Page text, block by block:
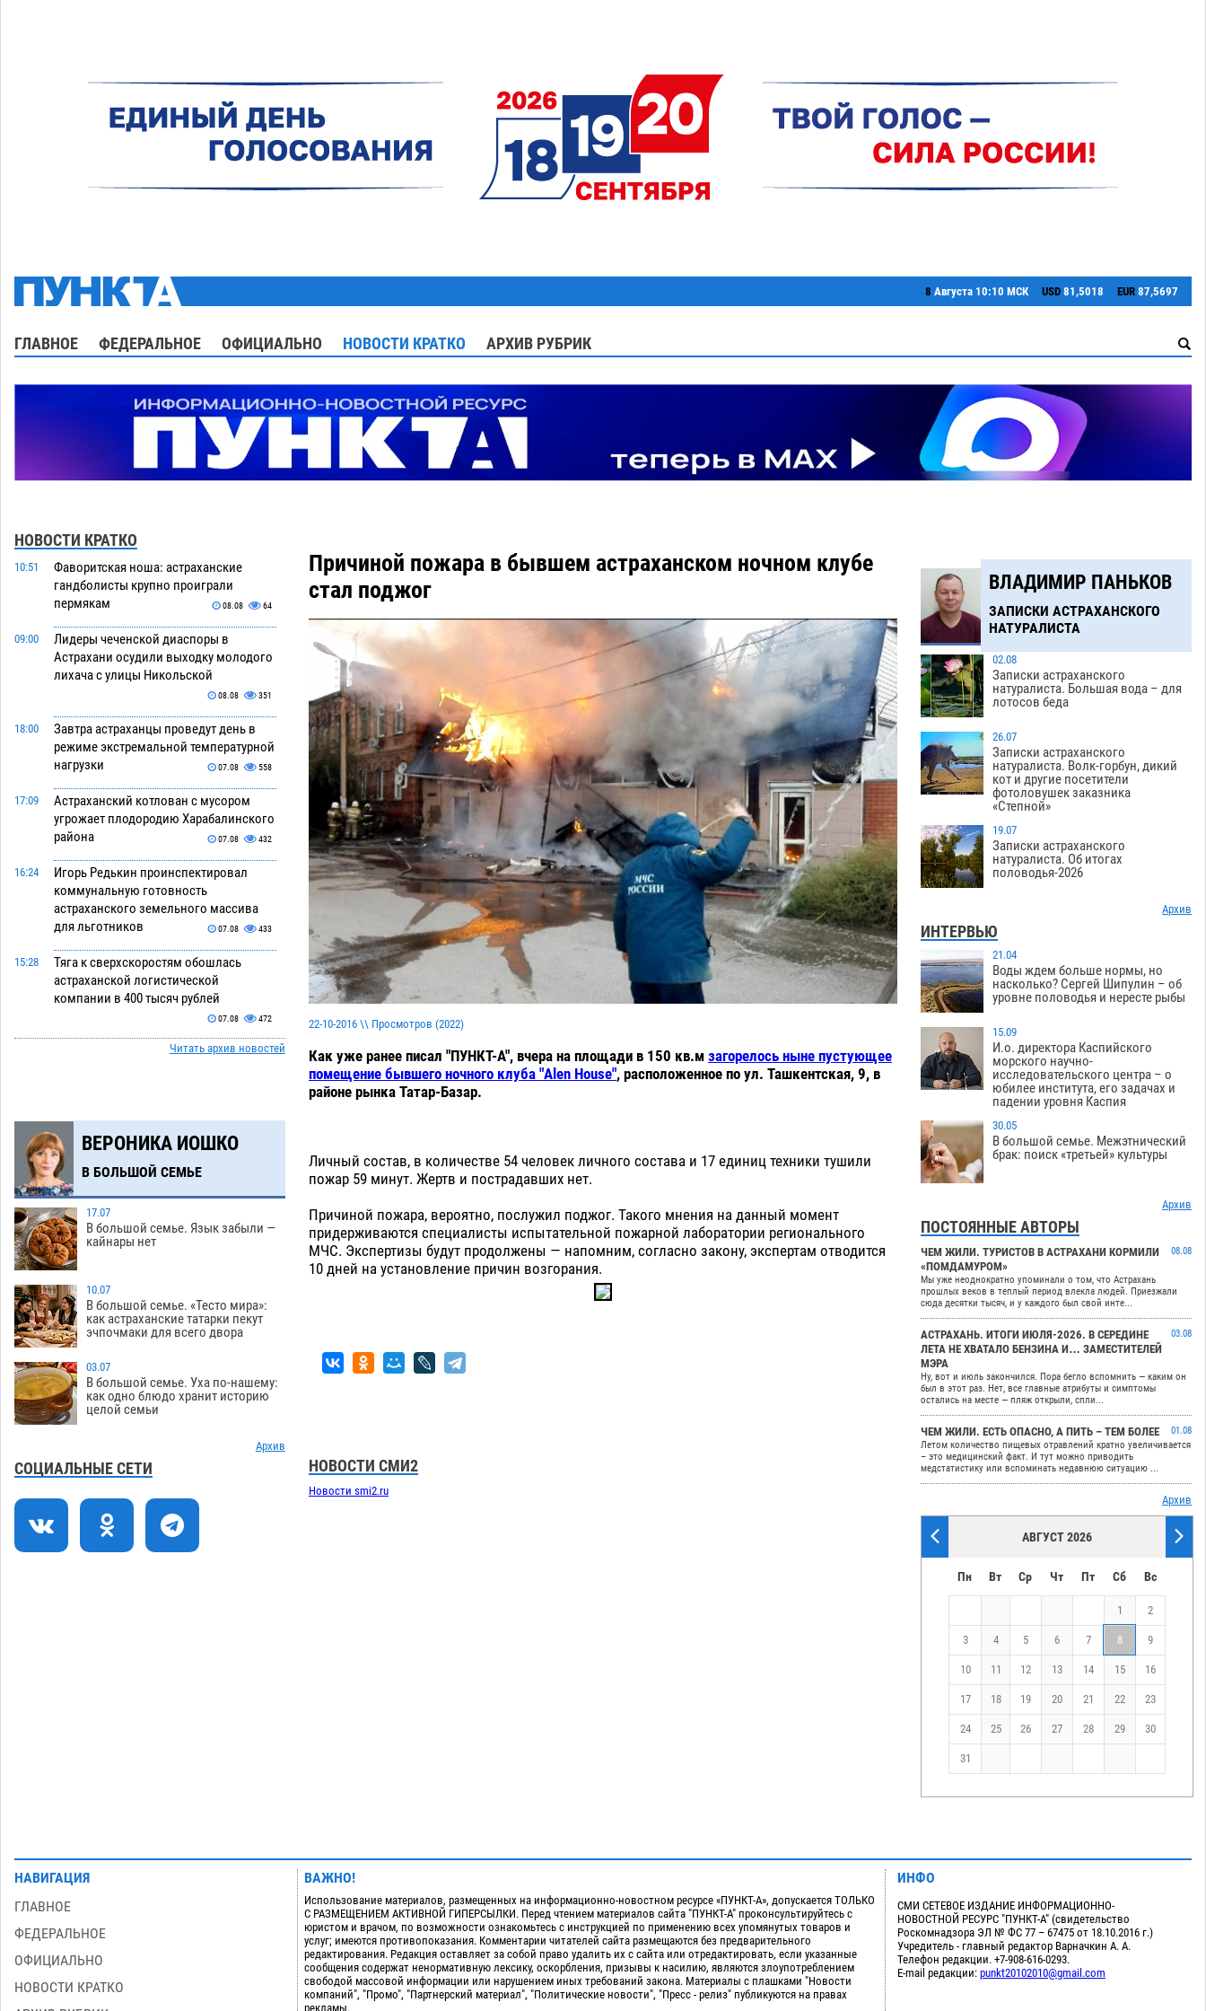
8 Августа 10:10 МСК USD 81,5018 EUR 87,5697
ГЛАВНОЕ ФЕДЕРАЛЬНОЕ ОФИЦИАЛЬНО НОВОСТИ КРАТКО АРХИВ РУБРИК
НОВОСТИ КРАТКО
10:51
Фаворитская ноша: астраханские
гандболисты крупно проиграли
пермякам
08.08 64
09:00
Лидеры чеченской диаспоры в
Астрахани осудили выходку молодого
лихача с улицы Никольской
08.08 351
18:00
Завтра астраханцы проведут день в
режиме экстремальной температурной
нагрузки
07.08 558
17:09
Астраханский котлован с мусором
угрожает плодородию Харабалинского
района
07.08 432
16:24
Игорь Редькин проинспектировал
коммунальную готовность
астраханского земельного массива
для льготников
07.08 433
15:28
Тяга к сверхскоростям обошлась
астраханской логистической
компании в 400 тысяч рублей
07.08 472
Астраханские кутилы сменили барные
14:09
С 11 августа астраханские водоемы
обеспечат притоком в семь тысяч
кубов
13:29
Астраханский аэропорт попробует
отбиться от ворон в апелляционном
суде
07.08 485
12:53
Астраханские археологи откопали
древнюю помойку
11:58
В Астрахани подросток угнал
мотоцикл и похитил чужие мобильник
11:20
Астраханцев ждут на парковом газоне
с призами и эрмитажными котами
10:43
Астраханский суд встал на сторону
10:02
На Всероссийской Спартакиаде
астраханские гандболисты уступили
Читать архив новостей
ВЕРОНИКА ИОШКО
В БОЛЬШОЙ СЕМЬЕ
17.07
В большой семье. Язык забыли —
кайнары нет
10.07
В большой семье. «Тесто мира»:
как астраханские татарки пекут
эчпочмаки для всего двора
03.07
В большой семье. Уха по-нашему:
как одно блюдо хранит историю
целой семьи
Архив
СОЦИАЛЬНЫЕ СЕТИ
Причиной пожара в бывшем астраханском ночном клубе
стал поджог
22-10-2016 \\ Просмотров (2022)
Как уже ранее писал "ПУНКТ-А", вчера на площади в 150 кв.м загорелось ныне пустующее
помещение бывшего ночного клуба "Alen House", расположенное по ул. Ташкентская, 9, в
районе рынка Татар-Базар.
Личный состав, в количестве 54 человек личного состава и 17 единиц техники тушили
пожар 59 минут. Жертв и пострадавших нет.
Причиной пожара, вероятно, послужил поджог. Такого мнения на данный момент
придерживаются специалисты испытательной пожарной лаборатории регионального
МЧС. Экспертизы будут продолжены — напомним, согласно закону, экспертам отводится
10 дней на установление причин возгорания.
НОВОСТИ СМИ2
Новости smi2.ru
ВЛАДИМИР ПАНЬКОВ
ЗАПИСКИ АСТРАХАНСКОГО
НАТУРАЛИСТА
02.08
Записки астраханского
натуралиста. Большая вода – для
лотосов беда
26.07
Записки астраханского
натуралиста. Волк-горбун, дикий
кот и другие посетители
фотоловушек заказника
«Степной»
19.07
Записки астраханского
натуралиста. Об итогах
половодья-2026
Архив
ИНТЕРВЬЮ
21.04
Воды ждем больше нормы, но
насколько? Сергей Шипулин – об
уровне половодья и нересте рыбы
15.09
И.о. директора Каспийского
морского научно-
исследовательского центра – о
юбилее института, его задачах и
падении уровня Каспия
30.05
В большой семье. Межэтнический
брак: поиск «третьей» культуры
Архив
ПОСТОЯННЫЕ АВТОРЫ
ЧЕМ ЖИЛИ. ТУРИСТОВ В АСТРАХАНИ КОРМИЛИ
«ПОМДАМУРОМ»
08.08
Мы уже неоднократно упоминали о том, что Астрахань
прошлых веков в теплый период влекла людей. Приезжали
сюда десятки тысяч, и у каждого был свой инте...
АСТРАХАНЬ. ИТОГИ ИЮЛЯ-2026. В СЕРЕДИНЕ
ЛЕТА НЕ ХВАТАЛО БЕНЗИНА И… ЗАМЕСТИТЕЛЕЙ
МЭРА
03.08
Ну, вот и июль закончился. Пора бегло вспомнить — каким он
был в этот раз. Нет, все главные атрибуты и симптомы
остались на месте — пляж открыли, спли...
ЧЕМ ЖИЛИ. ЕСТЬ ОПАСНО, А ПИТЬ – ТЕМ БОЛЕЕ
01.08
Летом количество пищевых отравлений кратно увеличивается
– это медицинский факт. И тут можно приводить
медстатистику или вспоминать недавнюю ситуацию ...
Архив
АВГУСТ 2026
Пн Вт Ср Чт Пт Сб Вс
1 2
3 4 5 6 7 8 9
10 11 12 13 14 15 16
17 18 19 20 21 22 23
24 25 26 27 28 29 30
31
НАВИГАЦИЯ
ГЛАВНОЕ
ФЕДЕРАЛЬНОЕ
ОФИЦИАЛЬНО
НОВОСТИ КРАТКО
ВАЖНО!
Использование материалов, размещенных на информационно-новостном ресурсе «ПУНКТ-А», допускается ТОЛЬКО
С РАЗМЕЩЕНИЕМ АКТИВНОЙ ГИПЕРСЫЛКИ. Перед чтением материалов сайта "ПУНКТ-А" проконсультируйтесь с
юристом и врачом, по возможности ознакомьтесь с инструкцией по применению всех упомянутых товаров и
услуг; имеются противопоказания. Комментарии читателей сайта размещаются без предварительного
редактирования. Редакция оставляет за собой право удалить их с сайта или отредактировать, если указанные
сообщения содержат ненормативную лексику, оскорбления, призывы к насилию, являются злоупотреблением
свободой массовой информации или нарушением иных требований закона. Материалы с плашками "Новости
компаний", "Промо", "Партнерский материал", "Политические новости", "Пресс - релиз" публикуются на правах
рекламы.
ИНФО
СМИ СЕТЕВОЕ ИЗДАНИЕ ИНФОРМАЦИОННО-
НОВОСТНОЙ РЕСУРС "ПУНКТ-А" (свидетельство
Роскомнадзора ЭЛ № ФС 77 – 67475 от 18.10.2016 г.)
Учредитель - главный редактор Варначкин А. А.
Телефон редакции. +7-908-616-0293.
E-mail редакции: punkt20102010@gmail.com